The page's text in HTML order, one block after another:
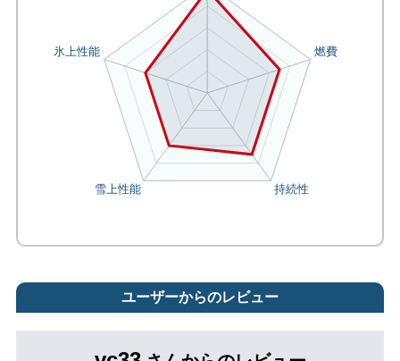
ユーザーからのレビュー